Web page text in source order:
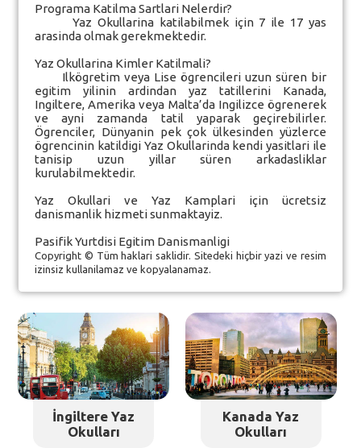
Programa Katilma Sartlari Nelerdir?
Yaz Okullarina katilabilmek için 7 ile 17 yas
arasinda olmak gerekmektedir.
Yaz Okullarina Kimler Katilmali?
Ilkögretim veya Lise ögrencileri uzun süren bir
egitim yilinin ardindan yaz tatillerini Kanada,
Ingiltere, Amerika veya Malta’da Ingilizce ögrenerek
ve ayni zamanda tatil yaparak geçirebilirler.
Ögrenciler, Dünyanin pek çok ülkesinden yüzlerce
ögrencinin katildigi Yaz Okullarinda kendi yasitlari ile
tanisip uzun yillar süren arkadasliklar
kurulabilmektedir.
Yaz Okullari ve Yaz Kamplari için ücretsiz
danismanlik hizmeti sunmaktayiz.
Pasifik Yurtdisi Egitim Danismanligi
Copyright © Tüm haklari saklidir. Sitedeki hiçbir yazi ve resim
izinsiz kullanilamaz ve kopyalanamaz.
İngiltere Yaz
Okulları
Kanada Yaz
Okulları